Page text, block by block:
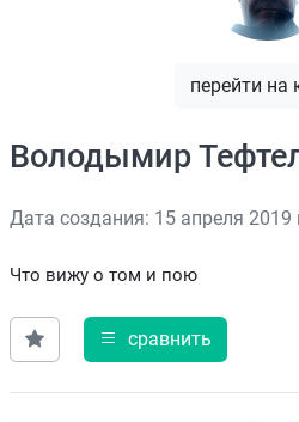
перейти на
Володымир
Дата создания: 15 апреля 2019
Что вижу о том и пою
сравнить